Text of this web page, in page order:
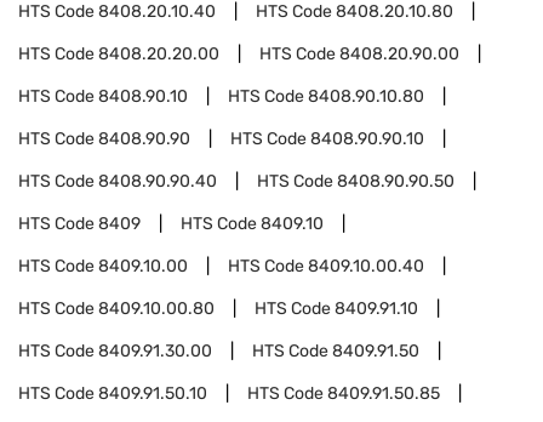
HTS Code8408.20.10.40 HTS Code8408.20.10.80
HTS Code8408.20.20.00 HTS Code8408.20.90.00
HTS Code8408.90.10 HTS Code8408.90.10.80
HTS Code8408.90.90 HTS Code8408.90.90.10
HTS Code8408.90.90.40 HTS Code8408.90.90.50
HTS Code8409 HTS Code8409.10
HTS Code8409.10.00 HTS Code8409.10.00.40
HTS Code8409.10.00.80 HTS Code8409.91.10
HTS Code8409.91.30.00 HTS Code8409.91.50
HTS Code8409.91.50.10 HTS Code8409.91.50.85